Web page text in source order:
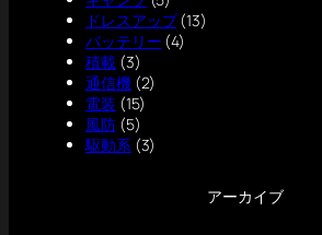
ドレスアップ(13)
バッテリー (4)
積載(3)
通信機(2)
電装 (15)
風防(5)
駆動系 (3)
アーカイブ